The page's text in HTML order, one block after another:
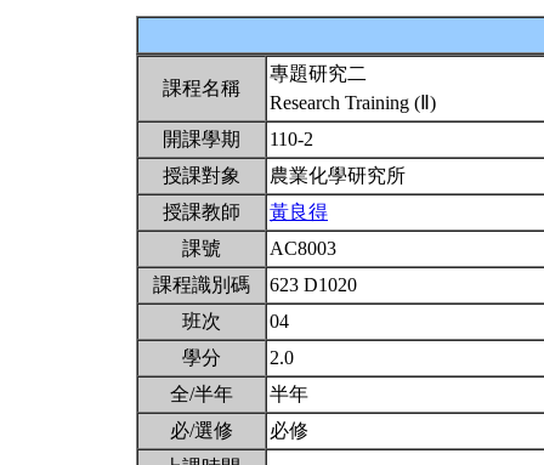
課程名稱
專題研究二
Research Training (Ⅱ)
開課學期
110-2
授課對象
農業化學研究所
授課教師
黃良得
課號
AC8003
課程識別碼
623 D1020
班次
04
學分
2.0
全/半年
半年
必/選修
必修